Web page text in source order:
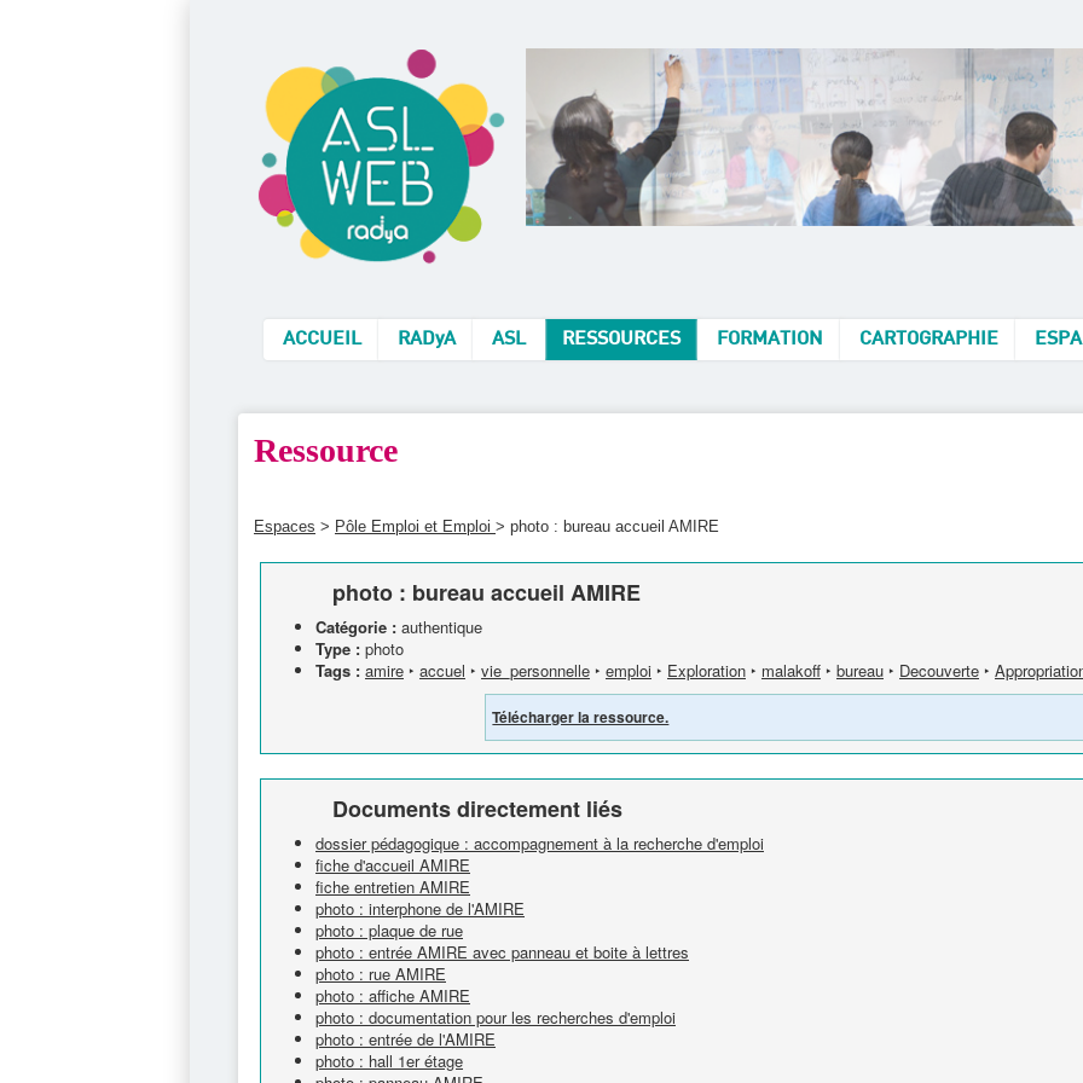
ACCUEIL RADyA ASL RESSOURCES FORMATION CARTOGRAPHIE
Ressource
Espaces > Pôle Emploi et Emploi > photo : bureau accueil AMIRE
photo : bureau accueil AMIRE
Catégorie : authentique
Type : photo
Tags : amire ‣ accuel ‣ vie_personnelle ‣ emploi ‣ Exploration ‣ malakoff ‣ bureau ‣ Decouverte ‣
Télécharger la ressource.
Documents directement liés
dossier pédagogique : accompagnement à la recherche d'emploi
fiche d'accueil AMIRE
fiche entretien AMIRE
photo : interphone de l'AMIRE
photo : plaque de rue
photo : entrée AMIRE avec panneau et boite à lettres
photo : rue AMIRE
photo : affiche AMIRE
photo : documentation pour les recherches d'emploi
photo : entrée de l'AMIRE
photo : hall 1er étage